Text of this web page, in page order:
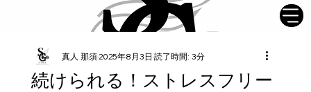
続けられる！ストレスフリー
真人 那須2025年8月3日 読了時間: 3分